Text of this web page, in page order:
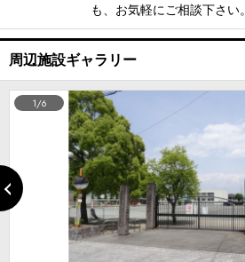
も、お気軽にご相談下さい。
周辺施設ギャラリー
1/6